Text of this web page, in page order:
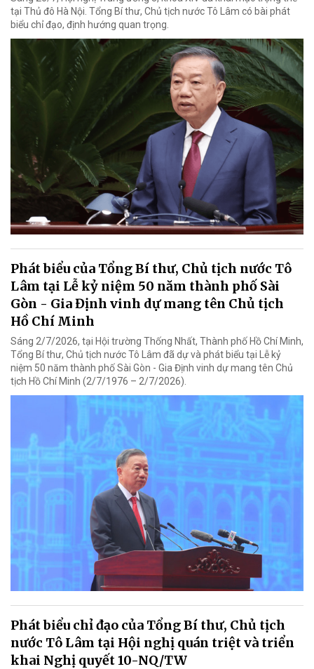
tại Thủ đô Hà Nội. Tổng Bí thư, Chủ tịch nước Tô Lâm có bài phát
biểu chỉ đạo, định hướng quan trọng.
Phát biểu của Tổng Bí thư, Chủ tịch nước Tô
Lâm tại Lễ kỷ niệm 50 năm thành phố Sài
Gòn - Gia Định vinh dự mang tên Chủ tịch
Hồ Chí Minh
Sáng 2/7/2026, tại Hội trường Thống Nhất, Thành phố Hồ Chí Minh,
Tổng Bí thư, Chủ tịch nước Tô Lâm đã dự và phát biểu tại Lễ kỷ
niệm 50 năm thành phố Sài Gòn - Gia Định vinh dự mang tên Chủ
tịch Hồ Chí Minh (2/7/1976 – 2/7/2026).
Phát biểu chỉ đạo của Tổng Bí thư, Chủ tịch
nước Tô Lâm tại Hội nghị quán triệt và triển
khai Nghị quyết 10-NQ/TW